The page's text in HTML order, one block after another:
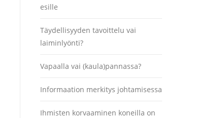
esille
Täydellisyyden tavoittelu vai
laiminlyönti?
Vapaalla vai (kaula)pannassa?
Informaation merkitys johtamisessa
Ihmisten korvaaminen koneilla on